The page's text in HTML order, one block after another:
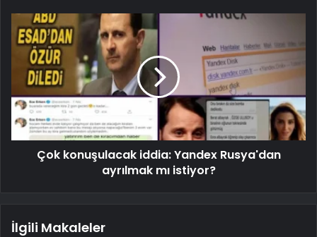
Çok konuşulacak iddia: Yandex Rusya'dan
ayrılmak mı istiyor?
İlgili Makaleler